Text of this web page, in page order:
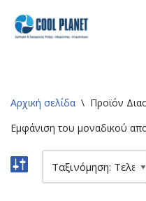
Μεταπηδήστε
Αρχική σελίδα \ Προϊόν
Εμφάνιση του μοναδικού